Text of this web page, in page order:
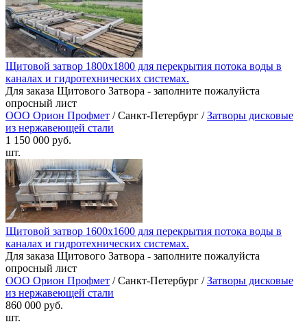
Щитовой затвор 1800х1800 для перекрытия потока воды в
каналах и гидротехнических системах.
Для заказа Щитового Затвора - заполните пожалуйста
опросный лист
ООО Орион Профмет / Санкт-Петербург /Затворы дисковые
из нержавеющей стали
1 150 000 руб.
шт.
Щитовой затвор 1600х1600 для перекрытия потока воды в
каналах и гидротехнических системах.
Для заказа Щитового Затвора - заполните пожалуйста
опросный лист
ООО Орион Профмет / Санкт-Петербург /Затворы дисковые
из нержавеющей стали
860 000 руб.
шт.